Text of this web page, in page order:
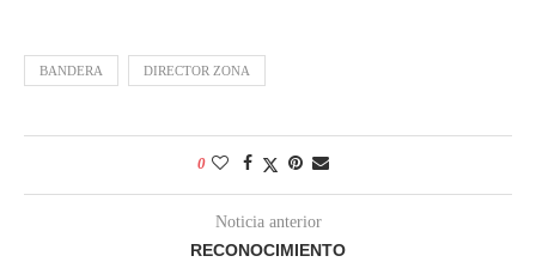
BANDERA DIRECTOR ZONA
0
Noticia anterior
RECONOCIMIENTO